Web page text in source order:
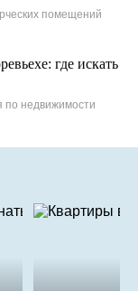
помещений
где искать
недвижимости